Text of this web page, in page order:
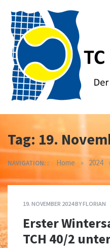
content
Tennisclub
Tag: 19.
NAVIGATION: : Home » 2024
19. NOVEMBER 2024BYFLORIAN
Erster
TCH 40/2